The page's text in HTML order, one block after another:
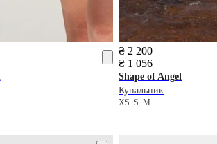
₴ 2 200
₴ 1 056
Shape of Angel
Купальник
XSSM